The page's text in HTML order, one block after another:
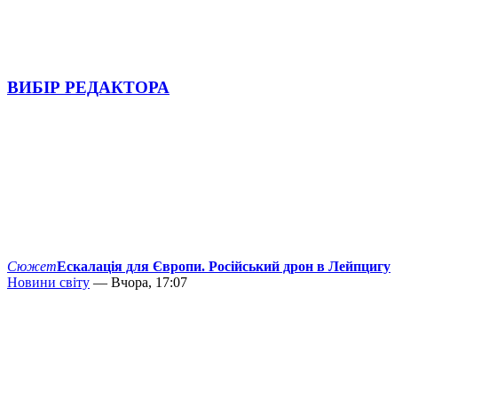
ВИБІР РЕДАКТОРА
СюжетЕскалація для Європи. Російський дрон в Лейпцигу
Новини світу — Вчора, 17:07